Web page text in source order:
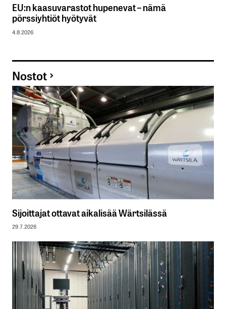
EU:n kaasuvarastot hupenevat – nämä
pörssiyhtiöt hyötyvät
4.8.2026
Nostot
Sijoittajat ottavat aikalisää Wärtsilässä
29.7.2026